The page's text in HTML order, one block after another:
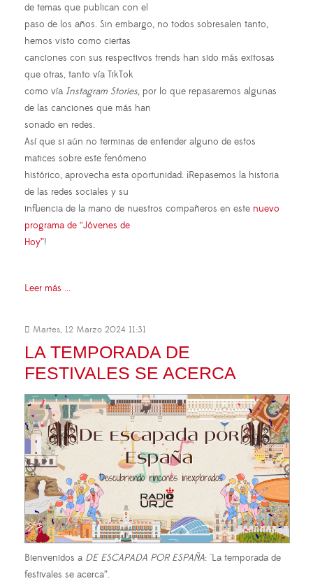
de temas que publican con el
paso de los años. Sin embargo, no todos sobresalen tanto,
hemos visto como ciertas
canciones con sus respectivos trends han sido más exitosas
que otras, tanto vía TikTok
como vía Instagram Stories, por lo que repasaremos algunas
de las canciones que más han
sonado en redes.
Así que si aún no terminas de entender alguno de estos
matices sobre este fenómeno
histórico, aprovecha esta oportunidad. ¡Repasemos la historia
de las redes sociales y su
influencia de la mano de nuestros compañeros en este nuevo
programa de “Jóvenes de
Hoy”!
Leer más ...
Martes, 12 Marzo 2024 11:31
LA TEMPORADA DE
FESTIVALES SE ACERCA
Bienvenidos a DE ESCAPADA POR ESPAÑA: "La temporada de
festivales se acerca”.